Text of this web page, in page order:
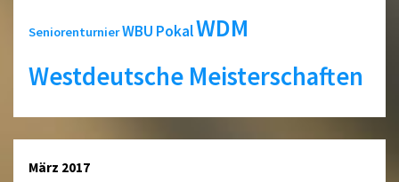
SeniorenturnierWBU PokalWDM
Westdeutsche Meisterschaften
März 2017